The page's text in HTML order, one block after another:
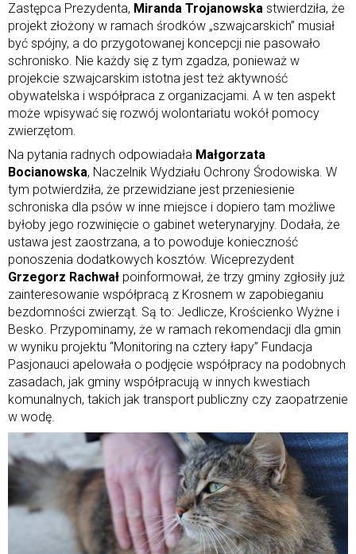
Zastępca Prezydenta, Miranda Trojanowska stwierdziła, że
projekt złożony w ramach środków „szwajcarskich” musiał
być spójny, a do przygotowanej koncepcji nie pasowało
schronisko. Nie każdy się z tym zgadza, ponieważ w
projekcie szwajcarskim istotna jest też aktywność
obywatelska i współpraca z organizacjami. A w ten aspekt
może wpisywać się rozwój wolontariatu wokół pomocy
zwierzętom.
Na pytania radnych odpowiadała Małgorzata
Bocianowska, Naczelnik Wydziału Ochrony Środowiska. W
tym potwierdziła, że przewidziane jest przeniesienie
schroniska dla psów w inne miejsce i dopiero tam możliwe
byłoby jego rozwinięcie o gabinet weterynaryjny. Dodała, że
ustawa jest zaostrzana, a to powoduje konieczność
ponoszenia dodatkowych kosztów. Wiceprezydent
Grzegorz Rachwał poinformował, że trzy gminy zgłosiły już
zainteresowanie współpracą z Krosnem w zapobieganiu
bezdomności zwierząt. Są to: Jedlicze, Krościenko Wyżne i
Besko. Przypominamy, że w ramach rekomendacji dla gmin
w wyniku projektu “Monitoring na cztery łapy” Fundacja
Pasjonauci apelowała o podjęcie współpracy na podobnych
zasadach, jak gminy współpracują w innych kwestiach
komunalnych, takich jak transport publiczny czy zaopatrzenie
w wodę.